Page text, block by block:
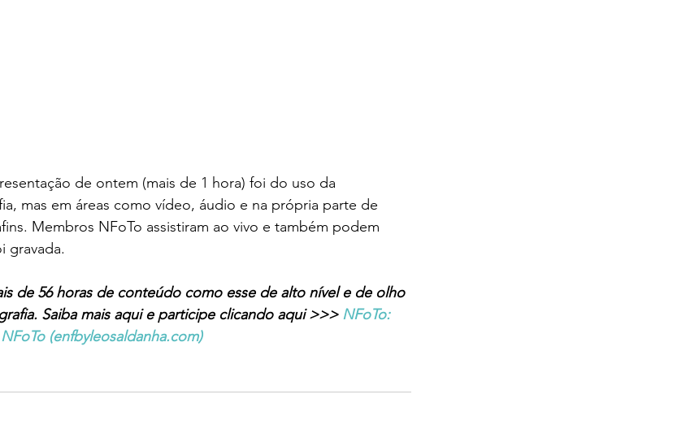
de ontem (mais de 1 hora) foi do uso da
mas em áreas como vídeo, áudio e na própria parte de
Membros NFoTo assistiram ao vivo e também podem
gravada.
de 56 horas de conteúdo como esse de alto nível e de olho
Saiba mais aqui e participe clicando aqui >>> NFoTo:
(enfbyleosaldanha.com)